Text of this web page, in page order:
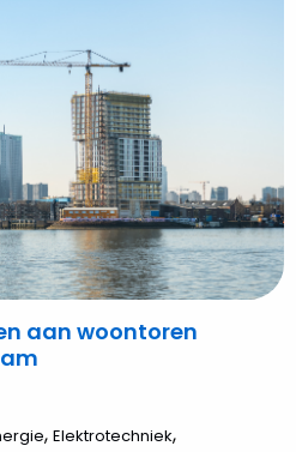
aan woontoren
, Elektrotechniek,